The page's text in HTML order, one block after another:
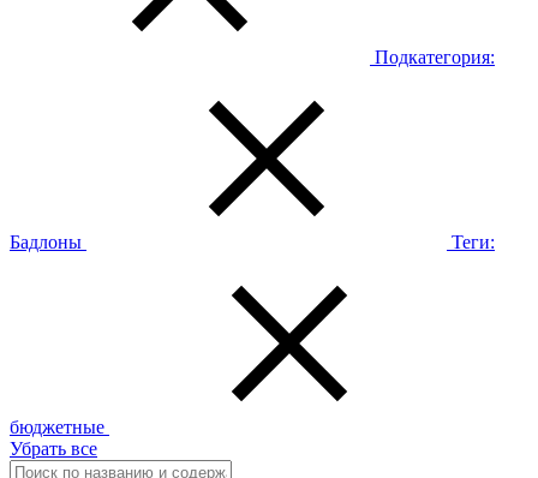
Подкатегория:
Бадлоны Теги:
бюджетные
Убрать все